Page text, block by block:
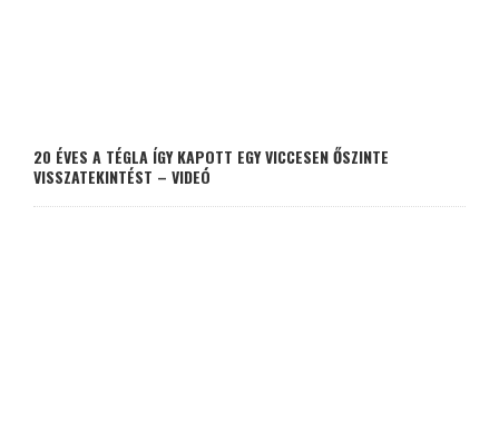
20 ÉVES A TÉGLA ÍGY KAPOTT EGY VICCESEN ŐSZINTE
VISSZATEKINTÉST – VIDEÓ